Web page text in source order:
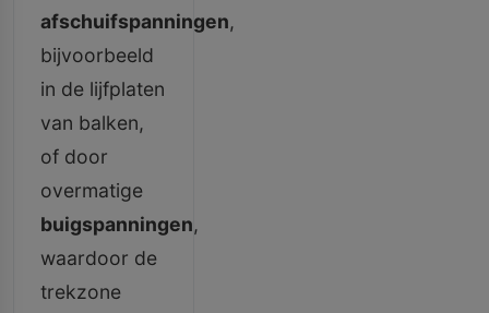
afschuifspanningen,
bijvoorbeeld
in de lijfplaten
van balken,
of door
overmatige
buigspanningen,
waardoor de
trekzone